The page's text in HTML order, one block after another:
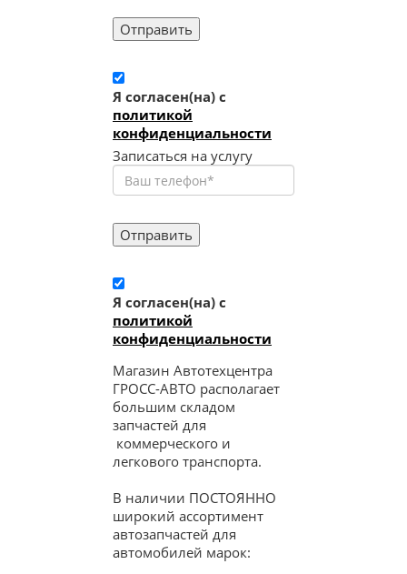
Я согласен(на) c
политикой
конфиденциальности
Записаться на услугу
Я согласен(на) c
политикой
конфиденциальности
Магазин Автотехцентра
ГРОСС-АВТО располагает
большим складом
запчастей для
коммерческого и
легкового транспорта.
В наличии ПОСТОЯННО
широкий ассортимент
автозапчастей для
автомобилей марок: